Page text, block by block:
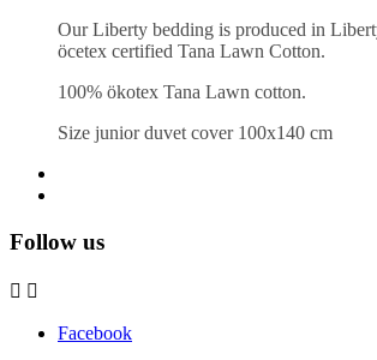
Our Liberty bedding is produced in
öcetex certified Tana Lawn Cotton.
100% ökotex Tana Lawn cotton.
Size junior duvet cover 100x140 cm
Follow us
 
Facebook